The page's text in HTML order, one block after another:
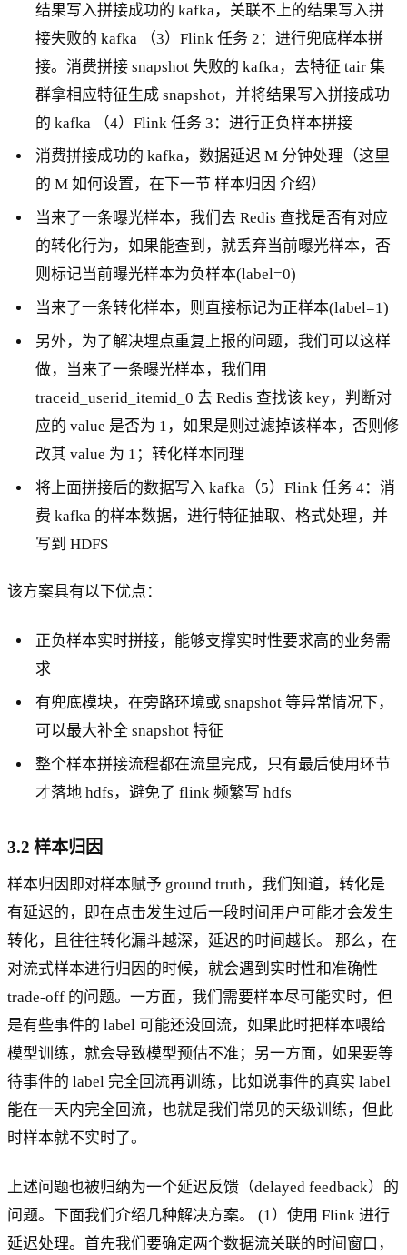
结果写入拼接成功的 kafka，关联不上的结果写入拼
接失败的 kafka （3）Flink 任务 2：进行兜底样本拼
接。消费拼接 snapshot 失败的 kafka，去特征 tair 集
群拿相应特征生成 snapshot，并将结果写入拼接成功
的 kafka （4）Flink 任务 3：进行正负样本拼接
消费拼接成功的 kafka，数据延迟 M 分钟处理（这里
的 M 如何设置，在下一节 样本归因 介绍）
当来了一条曝光样本，我们去 Redis 查找是否有对应
的转化行为，如果能查到，就丢弃当前曝光样本，否
则标记当前曝光样本为负样本(label=0)
当来了一条转化样本，则直接标记为正样本(label=1)
另外，为了解决埋点重复上报的问题，我们可以这样
做，当来了一条曝光样本，我们用
traceid_userid_itemid_0 去 Redis 查找该 key，判断对
应的 value 是否为 1，如果是则过滤掉该样本，否则修
改其 value 为 1；转化样本同理
将上面拼接后的数据写入 kafka（5）Flink 任务 4：消
费 kafka 的样本数据，进行特征抽取、格式处理，并
写到 HDFS
该方案具有以下优点：
正负样本实时拼接，能够支撑实时性要求高的业务需
求
有兜底模块，在旁路环境或 snapshot 等异常情况下，
可以最大补全 snapshot 特征
整个样本拼接流程都在流里完成，只有最后使用环节
才落地 hdfs，避免了 flink 频繁写 hdfs
3.2 样本归因
样本归因即对样本赋予 ground truth，我们知道，转化是
有延迟的，即在点击发生过后一段时间用户可能才会发生
转化，且往往转化漏斗越深，延迟的时间越长。 那么，在
对流式样本进行归因的时候，就会遇到实时性和准确性
trade-off 的问题。一方面，我们需要样本尽可能实时，但
是有些事件的 label 可能还没回流，如果此时把样本喂给
模型训练，就会导致模型预估不准；另一方面，如果要等
待事件的 label 完全回流再训练，比如说事件的真实 label
能在一天内完全回流，也就是我们常见的天级训练，但此
时样本就不实时了。
上述问题也被归纳为一个延迟反馈（delayed feedback）的
问题。下面我们介绍几种解决方案。 (1）使用 Flink 进行
延迟处理。首先我们要确定两个数据流关联的时间窗口，